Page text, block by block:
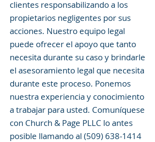
clientes responsabilizando a los
propietarios negligentes por sus
acciones. Nuestro equipo legal
puede ofrecer el apoyo que tanto
necesita durante su caso y brindarle
el asesoramiento legal que necesita
durante este proceso. Ponemos
nuestra experiencia y conocimiento
a trabajar para usted. Comuníquese
con Church & Page PLLC lo antes
posible llamando al (509) 638-1414